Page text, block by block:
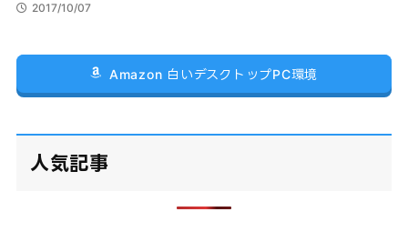
2017/10/07
Amazon 白いデスクトップPC環境
人気記事